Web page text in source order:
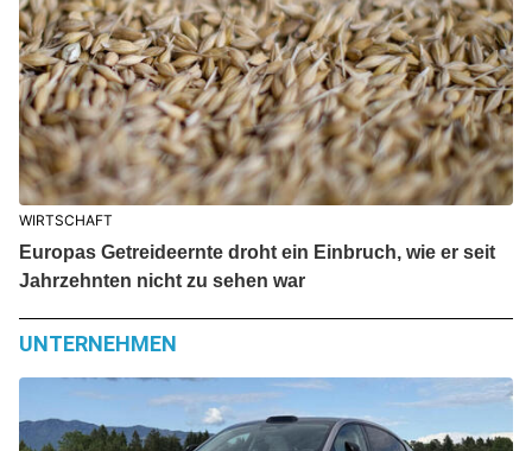
WIRTSCHAFT
Europas Getreideernte droht ein Einbruch, wie er seit
Jahrzehnten nicht zu sehen war
UNTERNEHMEN